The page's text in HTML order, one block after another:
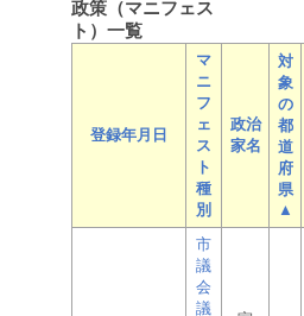
政策（マニフェス
ト）一覧
登録年月日
マ
ニ
フ
ェ
ス
ト
種
別
政治
家名
対
象
の
都
道
府
県
▲
市
議
会
議